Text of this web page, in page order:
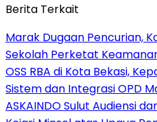
Berita Terkait
‎Marak Dugaan Pencurian,
Sekolah Perketat
‎OSS RBA di Kota Bekasi,
Sistem dan Integrasi OPD
ASKAINDO Sulut Audiensi